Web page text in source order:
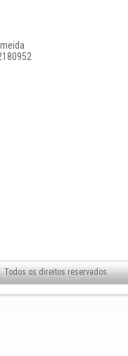
Todos os direitos reservados.